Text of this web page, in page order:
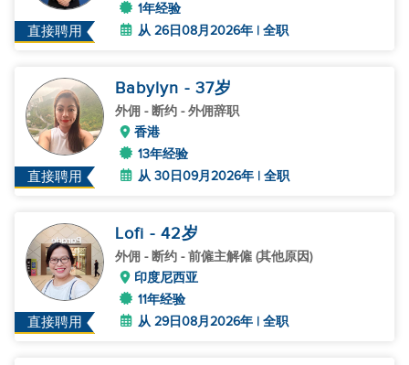
直接聘用
1年经验
从 26日08月2026年 | 全职
直接聘用
Babylyn - 37岁
外佣 - 断约 - 外佣辞职
香港
13年经验
从 30日09月2026年 | 全职
直接聘用
Lofi - 42岁
外佣 - 断约 - 前僱主解僱 (其他原因)
印度尼西亚
11年经验
从 29日08月2026年 | 全职